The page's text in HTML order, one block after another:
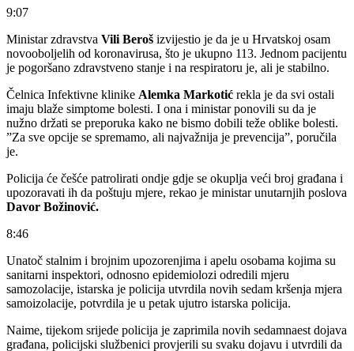
9:07
Ministar zdravstva Vili Beroš izvijestio je da je u Hrvatskoj osam
novooboljelih od koronavirusa, što je ukupno 113. Jednom pacijentu
je pogoršano zdravstveno stanje i na respiratoru je, ali je stabilno.
Čelnica Infektivne klinike Alemka Markotić rekla je da svi ostali
imaju blaže simptome bolesti. I ona i ministar ponovili su da je
nužno držati se preporuka kako ne bismo dobili teže oblike bolesti.
”Za sve opcije se spremamo, ali najvažnija je prevencija”, poručila
je.
Policija će češće patrolirati ondje gdje se okuplja veći broj građana i
upozoravati ih da poštuju mjere, rekao je ministar unutarnjih poslova
Davor Božinović.
8:46
Unatoč stalnim i brojnim upozorenjima i apelu osobama kojima su
sanitarni inspektori, odnosno epidemiolozi odredili mjeru
samozolacije, istarska je policija utvrdila novih sedam kršenja mjera
samoizolacije, potvrdila je u petak ujutro istarska policija.
Naime, tijekom srijede policija je zaprimila novih sedamnaest dojava
građana, policijski službenici provjerili su svaku dojavu i utvrdili da